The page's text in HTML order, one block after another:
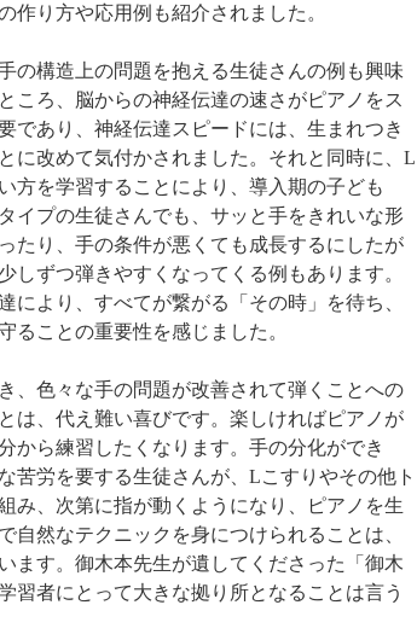
作り方や応用例も紹介されました。
の構造上の問題を抱える生徒さんの例も興味
ころ、脳からの神経伝達の速さがピアノをス
であり、神経伝達スピードには、生まれつき
に改めて気付かされました。それと同時に、L
方を学習することにより、導入期の子ども
イプの生徒さんでも、サッと手をきれいな形
たり、手の条件が悪くても成長するにしたが
しずつ弾きやすくなってくる例もあります。
により、すべてが繋がる「その時」を待ち、
ることの重要性を感じました。
、色々な手の問題が改善されて弾くことへの
は、代え難い喜びです。楽しければピアノが
から練習したくなります。手の分化ができ
苦労を要する生徒さんが、Lこすりやその他ト
み、次第に指が動くようになり、ピアノを生
自然なテクニックを身につけられることは、
ます。御木本先生が遺してくださった「御木
習者にとって大きな拠り所となることは言う